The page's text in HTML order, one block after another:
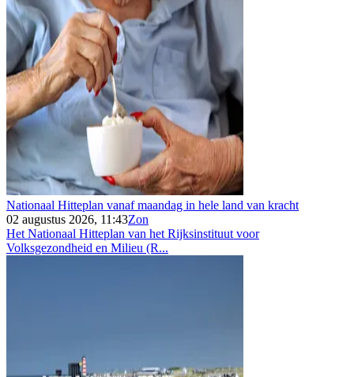
Nationaal Hitteplan vanaf maandag in hele land van kracht
02 augustus 2026, 11:43Zon
Het Nationaal Hitteplan van het Rijksinstituut voor
Volksgezondheid en Milieu (R...